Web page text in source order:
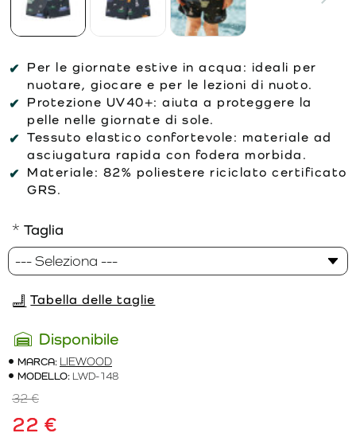
Per le giornate estive in acqua: ideali per
nuotare, giocare e per le lezioni di nuoto.
Protezione UV40+: aiuta a proteggere la
pelle nelle giornate di sole.
Tessuto elastico confortevole: materiale ad
asciugatura rapida con fodera morbida.
Materiale: 82% poliestere riciclato certificato
GRS.
Disponibile
MARCA: LIEWOOD
MODELLO: LWD-148
22 €
32 €
Taglia
Tabella delle taglie